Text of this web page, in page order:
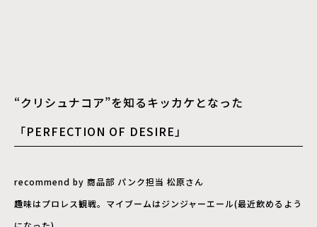
“クリシュナコア”を知るキッカケとなった
「PERFECTION OF DESIRE」
recommend by 商品部 パンク担当 松原さん
趣味はプロレス観戦。マイブームはジンジャーエール(最近飲めるよう